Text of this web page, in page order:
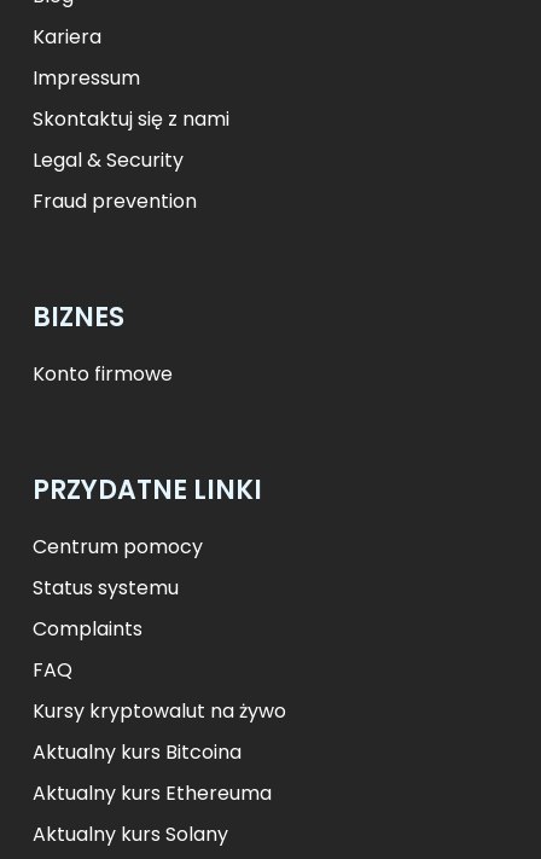
Kariera
Impressum
Skontaktuj się z nami
Legal & Security
Fraud prevention
BIZNES
Konto firmowe
PRZYDATNE LINKI
Centrum pomocy
Status systemu
Complaints
FAQ
Kursy kryptowalut na żywo
Aktualny kurs Bitcoina
Aktualny kurs Ethereuma
Aktualny kurs Solany